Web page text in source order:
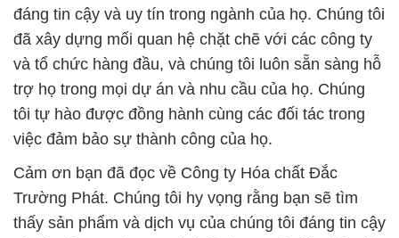
đáng tin cậy và uy tín trong ngành của họ. Chúng tôi
đã xây dựng mối quan hệ chặt chẽ với các công ty
và tổ chức hàng đầu, và chúng tôi luôn sẵn sàng hỗ
trợ họ trong mọi dự án và nhu cầu của họ. Chúng
tôi tự hào được đồng hành cùng các đối tác trong
việc đảm bảo sự thành công của họ.
Cảm ơn bạn đã đọc về Công ty Hóa chất Đắc
Trường Phát. Chúng tôi hy vọng rằng bạn sẽ tìm
thấy sản phẩm và dịch vụ của chúng tôi đáng tin cậy